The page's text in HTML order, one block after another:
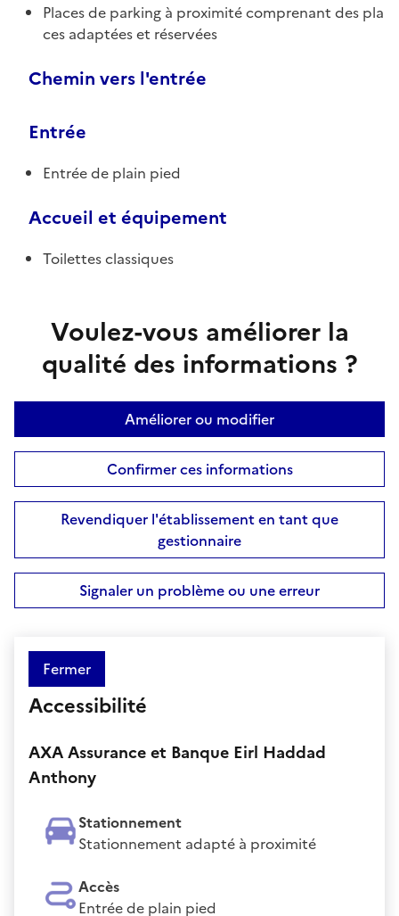
Places de parking à proximité comprenant des pla
ces adaptées et réservées
Chemin vers l'entrée
Entrée
Entrée de plain pied
Accueil et équipement
Toilettes classiques
Voulez-vous améliorer la
qualité des informations ?
Améliorer ou modifier
Confirmer ces informations
Revendiquer l'établissement en tant que
gestionnaire
Signaler un problème ou une erreur
Fermer
Accessibilité
AXA Assurance et Banque Eirl Haddad
Anthony
Stationnement
Stationnement adapté à proximité
Accès
Entrée de plain pied